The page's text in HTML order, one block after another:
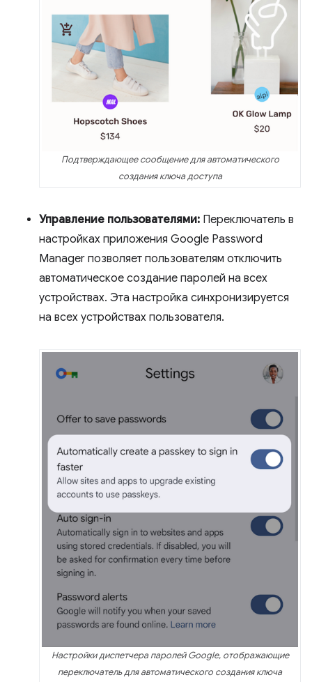
Подтверждающее сообщение для автоматического
создания ключа доступа
Управление пользователями: Переключатель в
настройках приложения Google Password
Manager позволяет пользователям отключить
автоматическое создание паролей на всех
устройствах. Эта настройка синхронизируется
на всех устройствах пользователя.
Настройки диспетчера паролей Google, отображающие
переключатель для автоматического создания ключа